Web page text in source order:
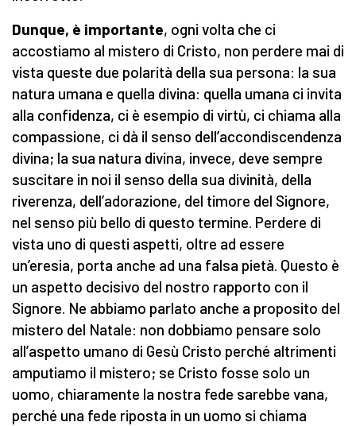
Dunque, è importante, ogni volta che ci
accostiamo al mistero di Cristo, non perdere mai di
vista queste due polarità della sua persona: la sua
natura umana e quella divina: quella umana ci invita
alla confidenza, ci è esempio di virtù, ci chiama alla
compassione, ci dà il senso dell’accondiscendenza
divina; la sua natura divina, invece, deve sempre
suscitare in noi il senso della sua divinità, della
riverenza, dell’adorazione, del timore del Signore,
nel senso più bello di questo termine. Perdere di
vista uno di questi aspetti, oltre ad essere
un’eresia, porta anche ad una falsa pietà. Questo è
un aspetto decisivo del nostro rapporto con il
Signore. Ne abbiamo parlato anche a proposito del
mistero del Natale: non dobbiamo pensare solo
all’aspetto umano di Gesù Cristo perché altrimenti
amputiamo il mistero; se Cristo fosse solo un
uomo, chiaramente la nostra fede sarebbe vana,
perché una fede riposta in un uomo si chiama